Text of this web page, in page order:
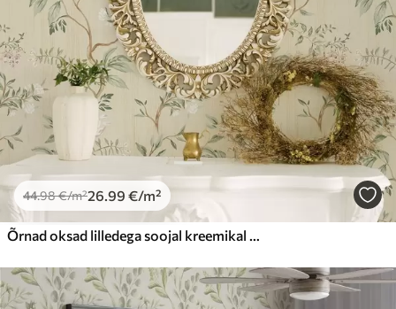
44.98€/m²26.99 €/m²
Õrnad oksad lilledega soojal kreemikal taustal